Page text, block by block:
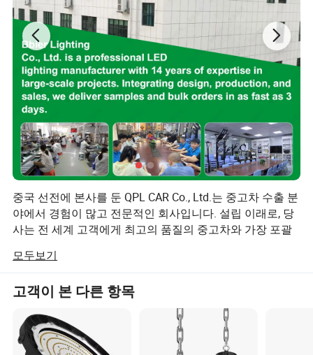
중국 선전에 본사를 둔 QPL CAR Co., Ltd.는 중고차 수출 분
야에서 경험이 많고 전문적인 회사입니다. 설립 이래로, 당
사는 전 세계 고객에게 최고의 품질의 중고차와 가장 포괄
당사의 서비스는 차량 구매부터 전문 운송, 글로벌 판매에
이르는 전체 프로세스를 포괄합니다. 우리 팀은 고객의 다
양한 요구를 충족하기 위해 광범위한 산업 지식과 경험을
보유하고 있습니다. 개인 구매자이든 대형 자동차 판매점
이든, 전문적인 조언과 해결책을 제공해 드립니다.
모두보기
고객이 본 다른 항목